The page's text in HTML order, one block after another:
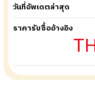
วันที่อัพเดตล่าสุด
ราคารับซื้ออ้างอิง